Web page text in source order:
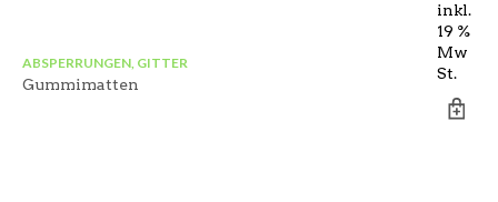
inkl.
19 %
Mw
St.
ABSPERRUNGEN, GITTER
Gummimatten